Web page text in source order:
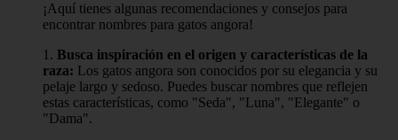
¡Aquí tienes algunas recomendaciones y consejos para
encontrar nombres para gatos angora!
1. Busca inspiración en el origen y características de la
raza: Los gatos angora son conocidos por su elegancia y su
pelaje largo y sedoso. Puedes buscar nombres que reflejen
estas características, como "Seda", "Luna", "Elegante" o
"Dama".